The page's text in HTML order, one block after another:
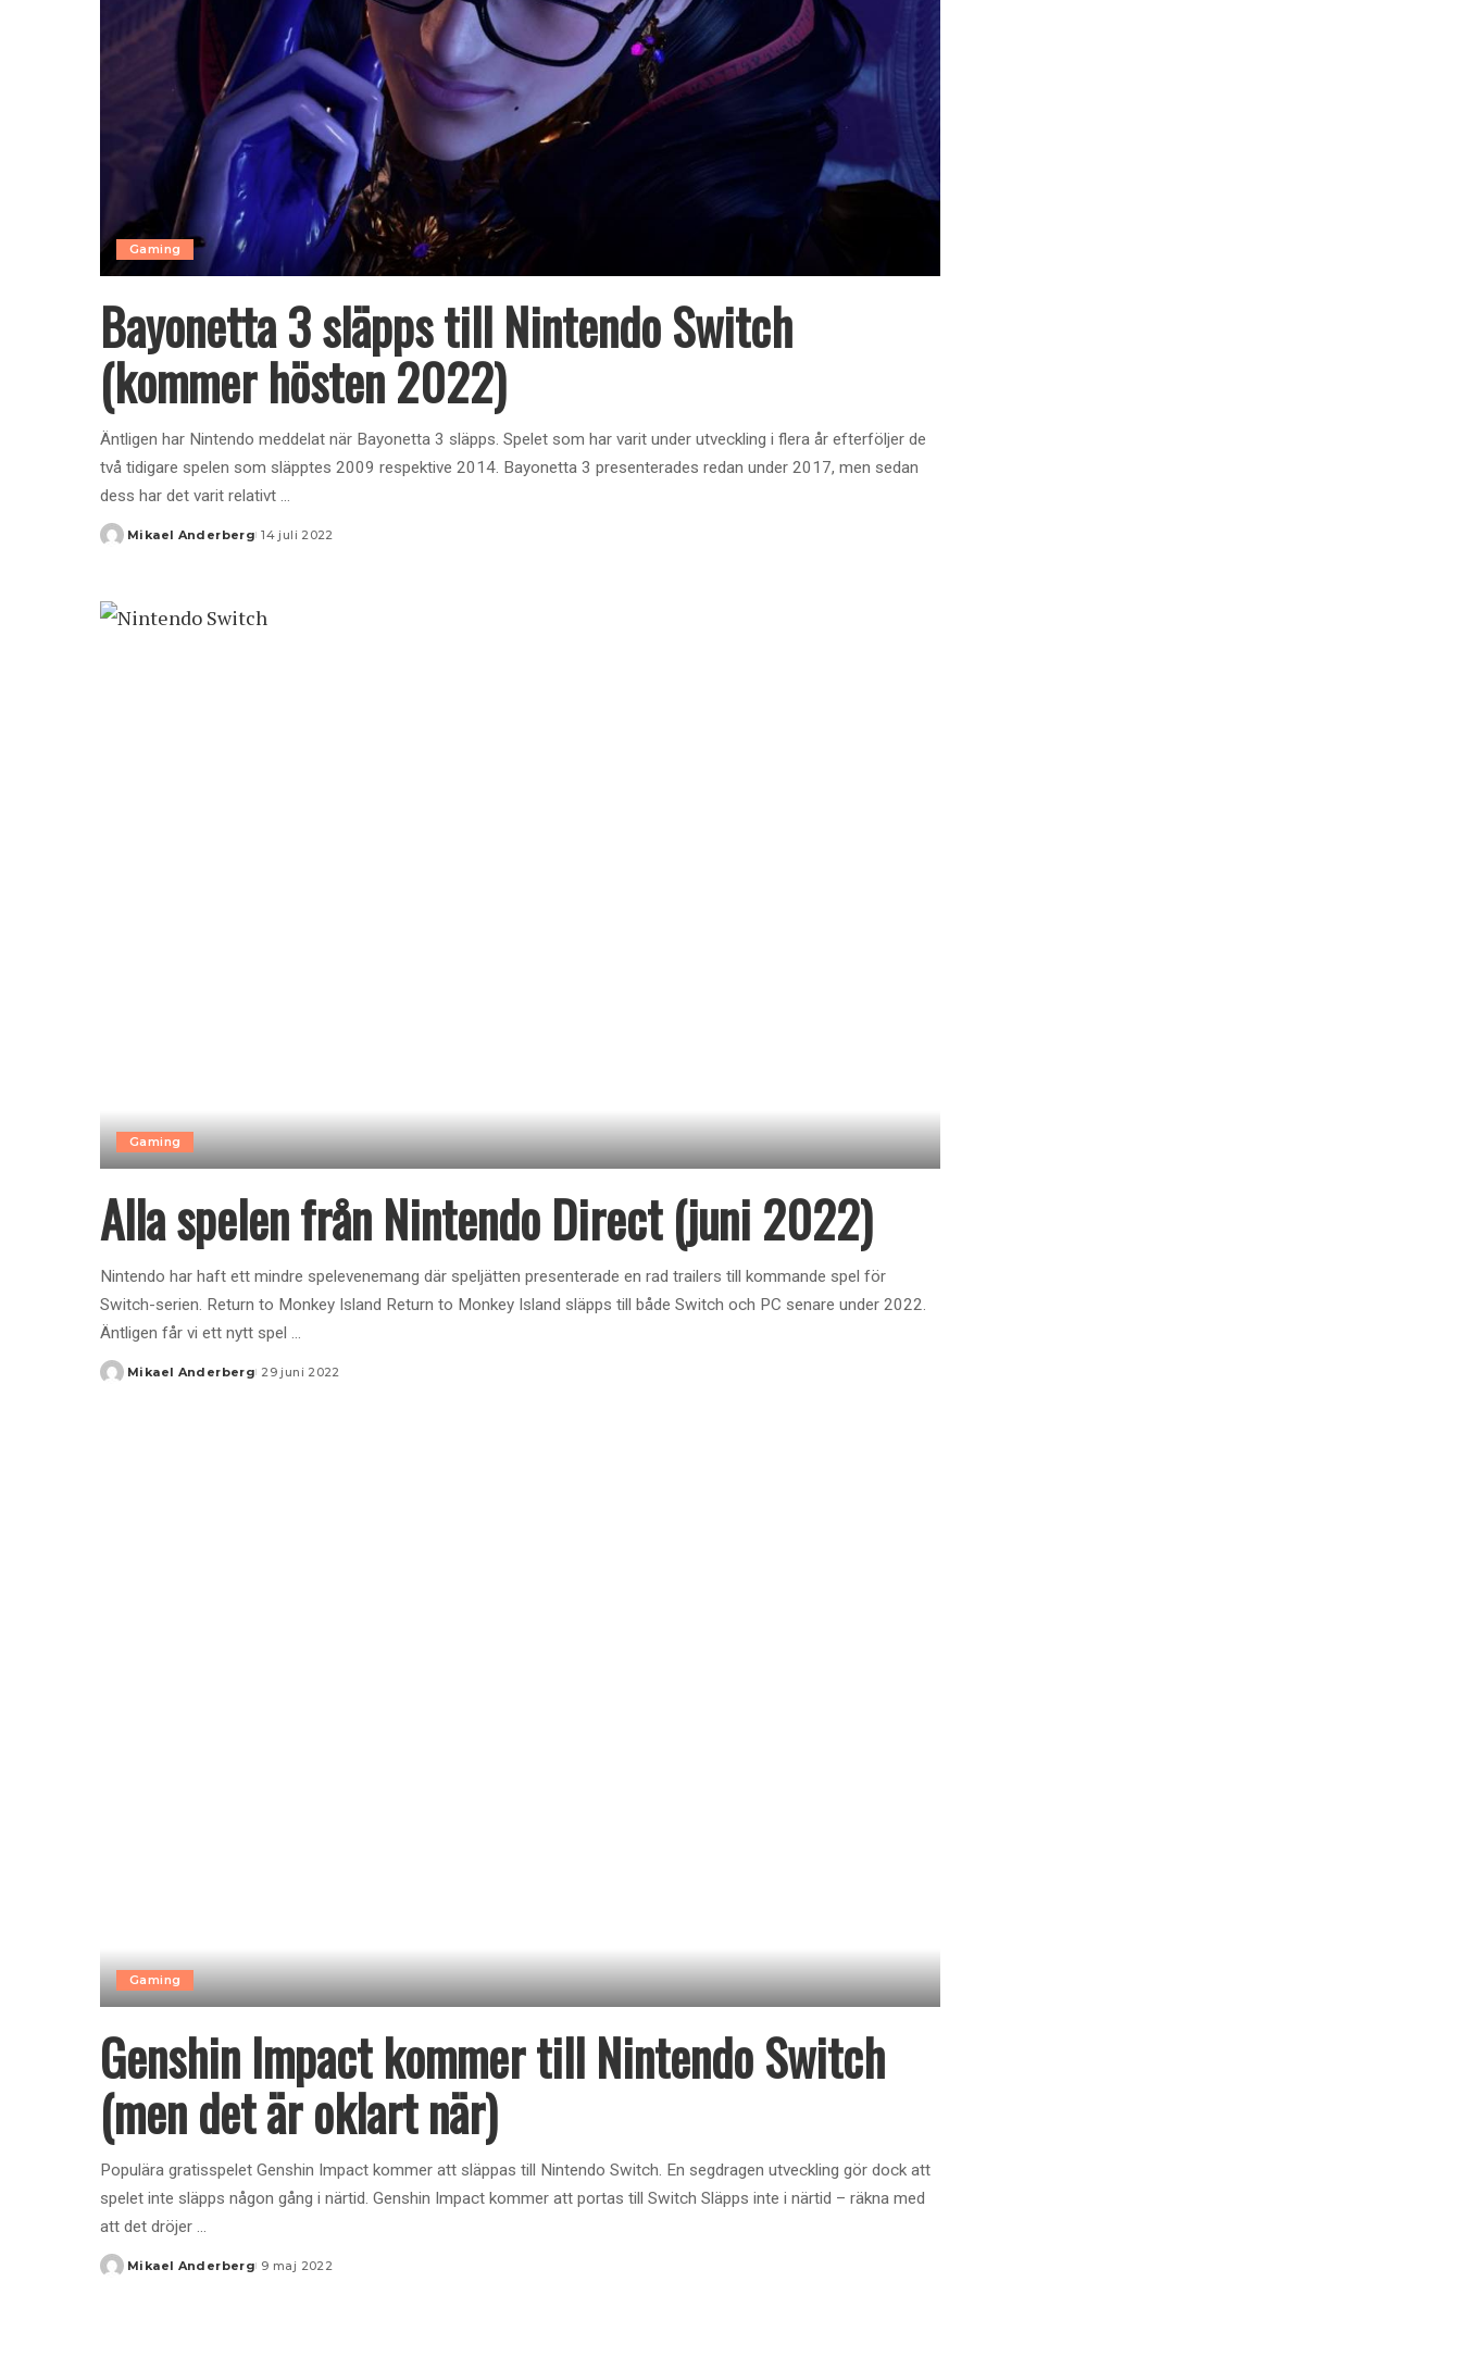
Gaming
Bayonetta 3 släpps till Nintendo Switch
(kommer hösten 2022)
Äntligen har Nintendo meddelat när Bayonetta 3 släpps. Spelet som har varit under utveckling i flera år efterföljer de
två tidigare spelen som släpptes 2009 respektive 2014. Bayonetta 3 presenterades redan under 2017, men sedan
dess har det varit relativt ...
Posted
Mikael Anderberg 14 juli 2022
Gaming
Alla spelen från Nintendo Direct (juni 2022)
Nintendo har haft ett mindre spelevenemang där speljätten presenterade en rad trailers till kommande spel för
Switch-serien. Return to Monkey Island Return to Monkey Island släpps till både Switch och PC senare under 2022.
Äntligen får vi ett nytt spel ...
Posted
Mikael Anderberg 29 juni 2022
Gaming
Genshin Impact kommer till Nintendo Switch
(men det är oklart när)
Populära gratisspelet Genshin Impact kommer att släppas till Nintendo Switch. En segdragen utveckling gör dock att
spelet inte släpps någon gång i närtid. Genshin Impact kommer att portas till Switch Släpps inte i närtid – räkna med
att det dröjer ...
Posted
Mikael Anderberg 9 maj 2022